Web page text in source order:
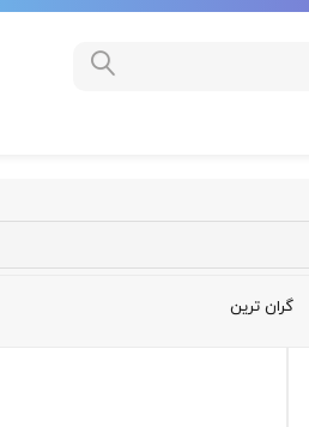
گران ترین